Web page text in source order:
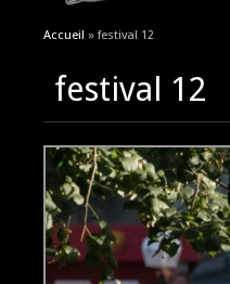
Vous êtes ici
Accueil » festival 12
festival 12